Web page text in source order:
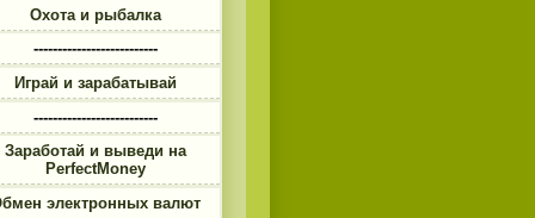
Охота и рыбалка
--------------------------
Играй и зарабатывай
--------------------------
Заработай и выведи на
PerfectMoney
электронных валют